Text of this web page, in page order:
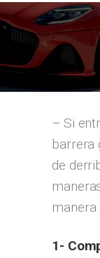
– Si
barrera
de
manera
1-